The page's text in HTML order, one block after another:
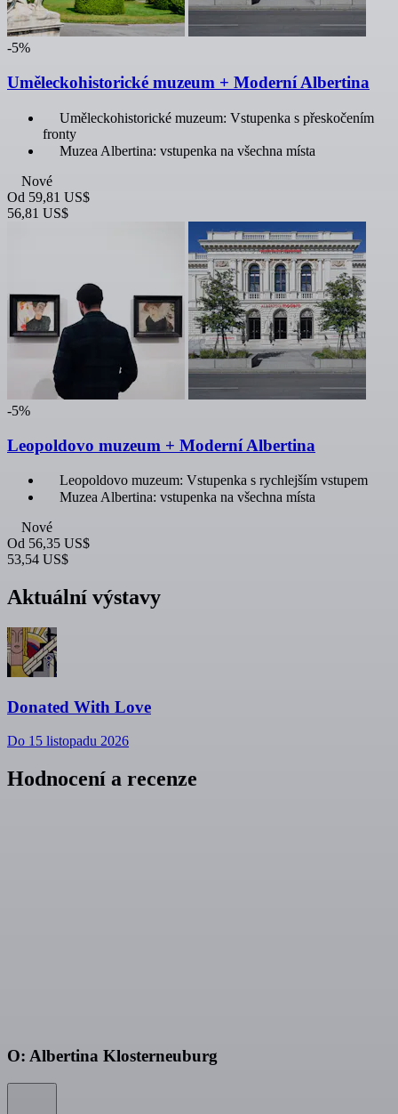
-5%
Uměleckohistorické muzeum + Moderní Albertina
Uměleckohistorické muzeum: Vstupenka s přeskočením
fronty
Muzea Albertina: vstupenka na všechna místa
Nové
Od 59,81 US$
56,81 US$
-5%
Leopoldovo muzeum + Moderní Albertina
Leopoldovo muzeum: Vstupenka s rychlejším vstupem
Muzea Albertina: vstupenka na všechna místa
Nové
Od 56,35 US$
53,54 US$
Aktuální výstavy
Donated With Love
Do 15 listopadu 2026
Hodnocení a recenze
O: Albertina Klosterneuburg